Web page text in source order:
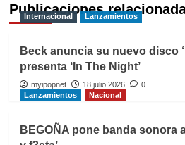
Publicaciones
Internacional Lanzamientos
Beck anuncia su nuevo disco
presenta ‘In The Night’
myipopnet 18 julio 2026
0
Lanzamientos
Nacional
BEGOÑA pone banda sonora